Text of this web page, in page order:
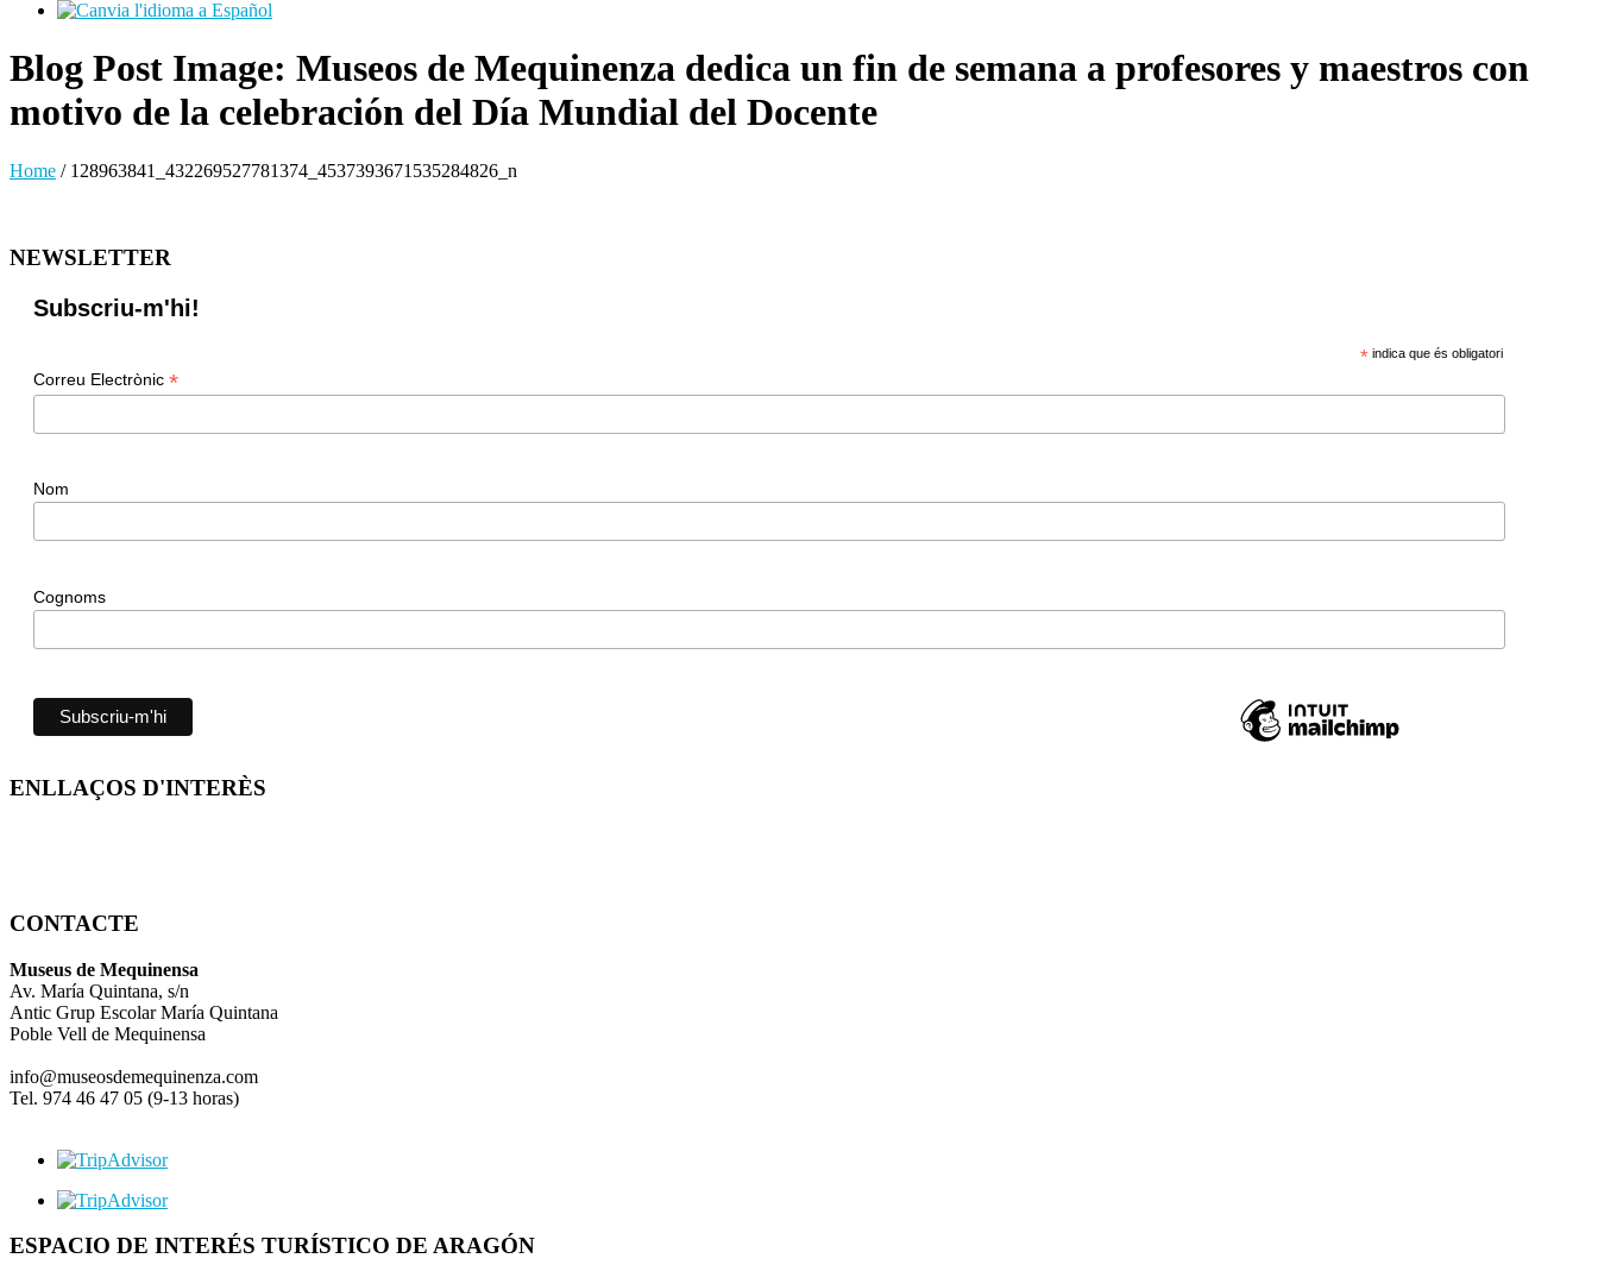
Blog Post Image: Museos de Mequinenza dedica un fin de semana a profesores y maestros con
motivo de la celebración del Día Mundial del Docente
Home / 128963841_432269527781374_4537393671535284826_n
NEWSLETTER
Subscriu-m'hi!
* indica que és obligatori
Correu Electrònic *
Nom
Cognoms
ENLLAÇOS D'INTERÈS
CONTACTE
Museus de Mequinensa
Av. María Quintana, s/n
Antic Grup Escolar María Quintana
Poble Vell de Mequinensa
info@museosdemequinenza.com
Tel. 974 46 47 05 (9-13 horas)
ESPACIO DE INTERÉS TURÍSTICO DE ARAGÓN